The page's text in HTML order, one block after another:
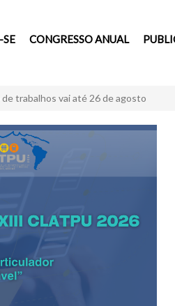
CONGRESSO ANUAL
trabalhos vai até 26 de agosto